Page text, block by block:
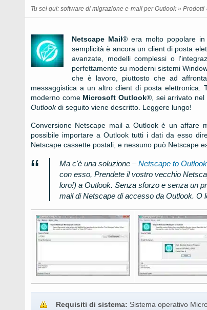
Tu sei qui: software di migrazione e-mail per Outlook » Prodotti
Netscape Mail® era molto popolare
semplicità è ancora un client di posta
avanzate, modelli complessi o
perfettamente su moderni sistemi
che è lavoro, piuttosto che ad
messaggistica a un altro client di posta
moderno come Microsoft Outlook®, sei arrivato
Outlookdi seguito viene descritto. Leggere lungo!
Conversione Netscape mail a Outlookè un affare
possibile importare a Outlook tutti i dati da esso
Netscape cassette postali, e nessuno può Netscape
Ma c'è una soluzione –Netscape to
con esso, Prendete il vostro vecchio
loro!) a Outlook. Senza sforzo e senza un
mail di Netscape di accesso da Outlook. O
Requisiti di sistema: Sistema operativo